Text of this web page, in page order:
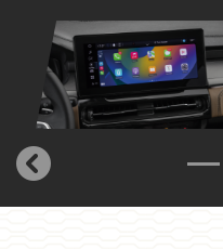
templates.template-